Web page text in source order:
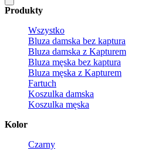
Produkty
Wszystko
Bluza damska bez kaptura
Bluza damska z Kapturem
Bluza męska bez kaptura
Bluza męska z Kapturem
Fartuch
Koszulka damska
Koszulka męska
Kolor
Czarny